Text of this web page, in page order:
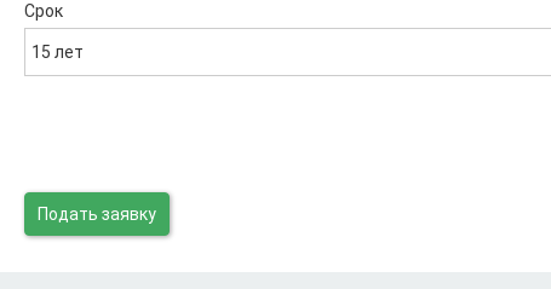
Срок
15 лет
Подать заявку